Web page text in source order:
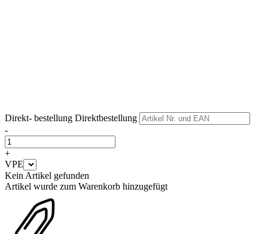
Direkt- bestellung Direktbestellung
-
+
VPE
Kein Artikel gefunden
Artikel wurde zum Warenkorb hinzugefügt